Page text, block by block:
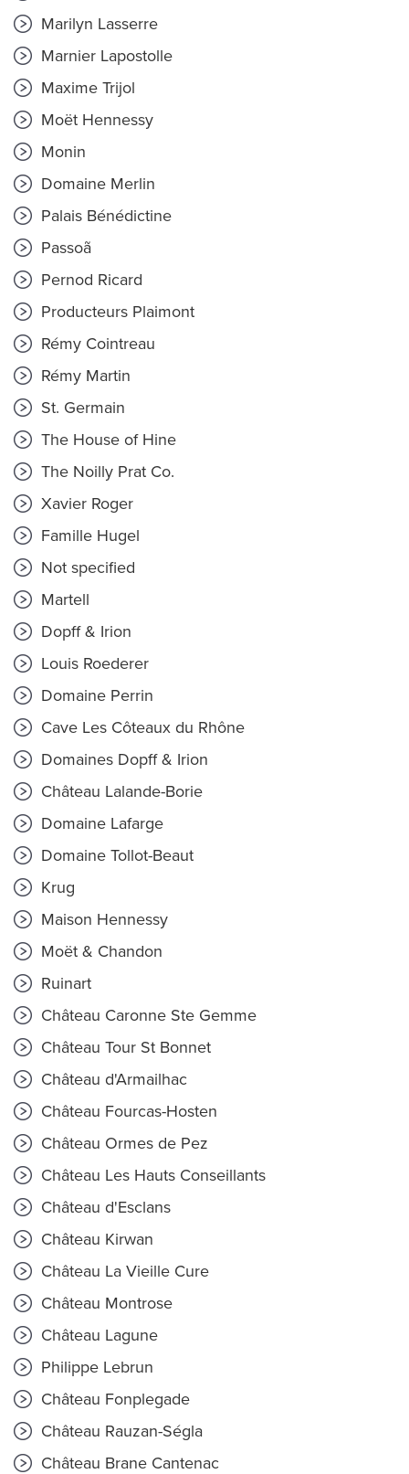
Marilyn Lasserre
Marnier Lapostolle
Maxime Trijol
Moët Hennessy
Monin
Domaine Merlin
Palais Bénédictine
Passoã
Pernod Ricard
Producteurs Plaimont
Rémy Cointreau
Rémy Martin
St. Germain
The House of Hine
The Noilly Prat Co.
Xavier Roger
Famille Hugel
Not specified
Martell
Dopff & Irion
Louis Roederer
Domaine Perrin
Cave Les Côteaux du Rhône
Domaines Dopff & Irion
Château Lalande-Borie
Domaine Lafarge
Domaine Tollot-Beaut
Krug
Maison Hennessy
Moët & Chandon
Ruinart
Château Caronne Ste Gemme
Château Tour St Bonnet
Château d'Armailhac
Château Fourcas-Hosten
Château Ormes de Pez
Château Les Hauts Conseillants
Château d'Esclans
Château Kirwan
Château La Vieille Cure
Château Montrose
Château Lagune
Philippe Lebrun
Château Fonplegade
Château Rauzan-Ségla
Château Brane Cantenac